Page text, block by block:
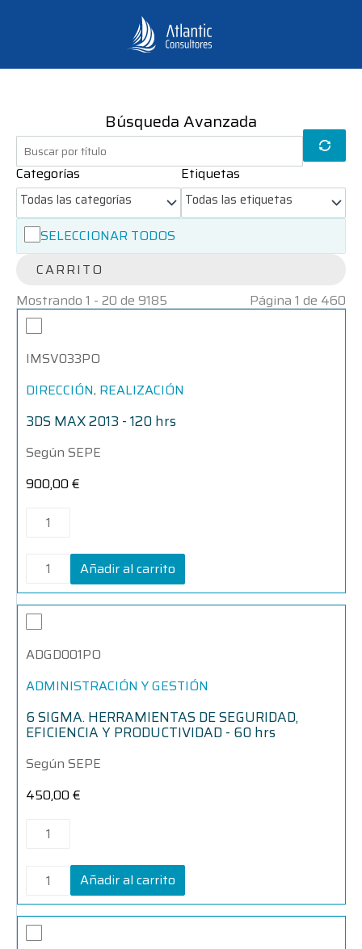
Búsqueda Avanzada
Categorías
Todas las categorías
Etiquetas
Todas las etiquetas
SELECCIONAR TODOS
CARRITO
Mostrando 1 - 20 de 9185
Página 1 de 460
IMSV033PO
DIRECCIÓN, REALIZACIÓN
3DS MAX 2013 - 120 hrs
Según SEPE
900,00 €
3DS
MAX
-
hrs
3DS
MAX
-
hrs
Añadir al carrito
ADGD001PO
ADMINISTRACIÓN Y GESTIÓN
6 SIGMA. HERRAMIENTAS DE SEGURIDAD,
EFICIENCIA Y PRODUCTIVIDAD - 60 hrs
Según SEPE
450,00 €
6
SIGMA.
DE
EFICIENCIA
PRODUCTIVIDAD
-
60
hrs
cantidad
6
SIGMA.
DE
EFICIENCIA
PRODUCTIVIDAD
-
60
hrs
cantidad
Añadir al carrito
Abonado
del
Abonado
del